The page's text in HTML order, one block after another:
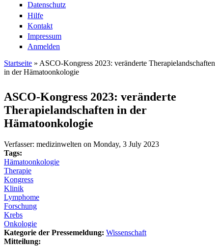
Datenschutz
Hilfe
Kontakt
Impressum
Anmelden
Sie sind hier
Startseite » ASCO-Kongress 2023: veränderte Therapielandschaften
in der Hämatoonkologie
ASCO-Kongress 2023: veränderte
Therapielandschaften in der
Hämatoonkologie
Verfasser: medizinwelten on Monday, 3 July 2023
Tags:
Hämatoonkologie
Therapie
Kongress
Klinik
Lymphome
Forschung
Krebs
Onkologie
Kategorie der Pressemeldung: Wissenschaft
Mitteilung: